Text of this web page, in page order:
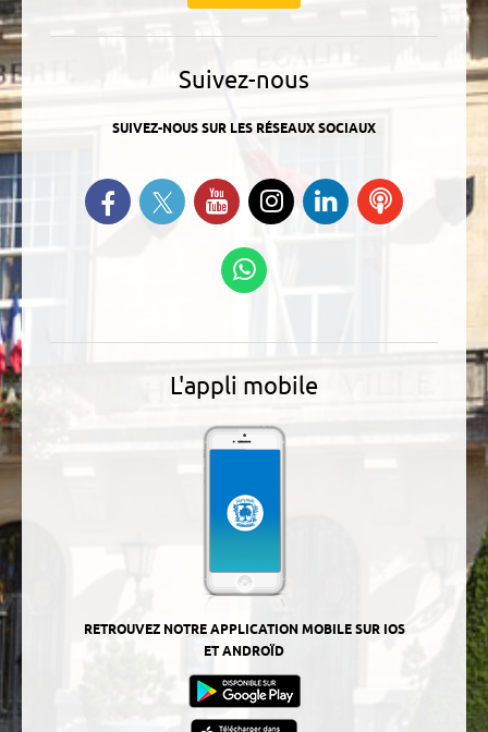
Suivez-nous
SUIVEZ-NOUS SUR LES RÉSEAUX SOCIAUX
Retrouvez-nous sur Facebook
Suivez-nous sur Twitter
Suivez-nous sur YouTube
Suivez-nous sur
Instagram
Retrouvez-
nous sur
Ecoutez
L'appli mobile
RETROUVEZ NOTRE APPLICATION MOBILE SUR IOS
ET ANDROÏD